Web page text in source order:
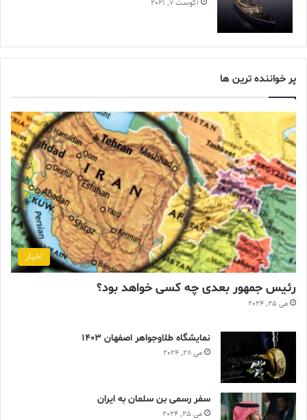
آگوست 7, 2021
پر خواننده ترین ها
اخبار
رئیس جمهور بعدی چه کسی خواهد بود؟
می 25, 2024
نمایشگاه طلاوجواهر اصفهان 1403
می 28, 2024
سفر رسمی بن سلمان به ایران
می 25, 2024